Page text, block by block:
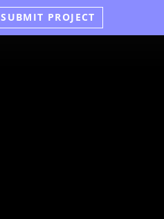
SUBMIT PROJECT